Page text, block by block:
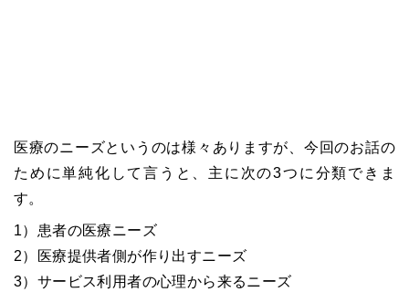
医療のニーズというのは様々ありますが、今回のお話の
ために単純化して言うと、主に次の3つに分類できま
す。
1）患者の医療ニーズ
2）医療提供者側が作り出すニーズ
3）サービス利用者の心理から来るニーズ